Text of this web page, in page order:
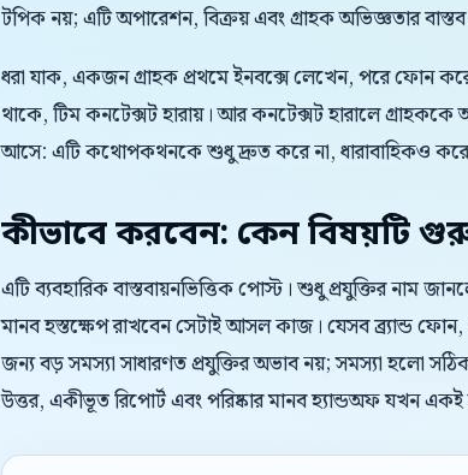
টপিক নয়; এটি অপারেশন, বিক্রয় এবং গ্রাহক অভিজ্ঞতার বাস্তব
ধরা যাক, একজন গ্রাহক প্রথমে ইনবক্সে লেখেন, পরে ফোন
থাকে, টিম কনটেক্সট হারায়। আর কনটেক্সট হারালে
আসে: এটি কথোপকথনকে শুধু দ্রুত করে না, ধারাবাহিকও
কীভাবে করবেন: কেন বিষয়টি
এটি ব্যবহারিক বাস্তবায়নভিত্তিক পোস্ট। শুধু প্রযুক্তির
মানব হস্তক্ষেপ রাখবেন সেটাই আসল কাজ। যেসব ব্র্যান্ড
জন্য বড় সমস্যা সাধারণত প্রযুক্তির অভাব নয়; সমস্যা হলো
উত্তর, একীভূত রিপোর্ট এবং পরিষ্কার মানব হ্যান্ডঅফ যখন